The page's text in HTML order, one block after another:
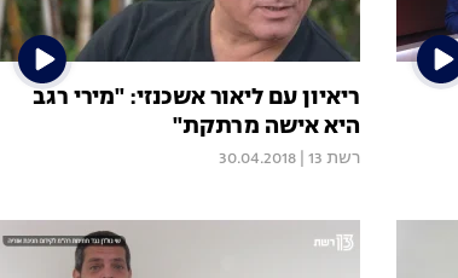
ריאיון עם ליאור אשכנזי: "מירי רגב
היא אישה מרתקת"
רשת 13 30.04.2018